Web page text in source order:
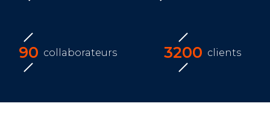
90 collaborateurs 3200 clients